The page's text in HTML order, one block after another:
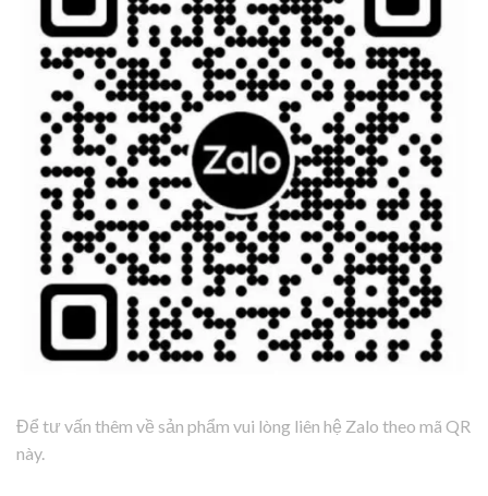
Để tư vấn thêm về sản phẩm vui lòng liên hệ Zalo theo mã QR
này.